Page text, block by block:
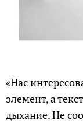
«Нас
элемент, а
дыхание. Не